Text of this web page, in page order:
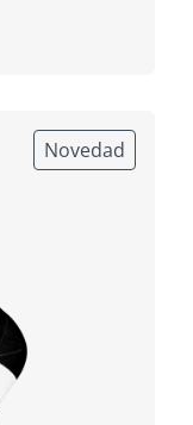
Novedad